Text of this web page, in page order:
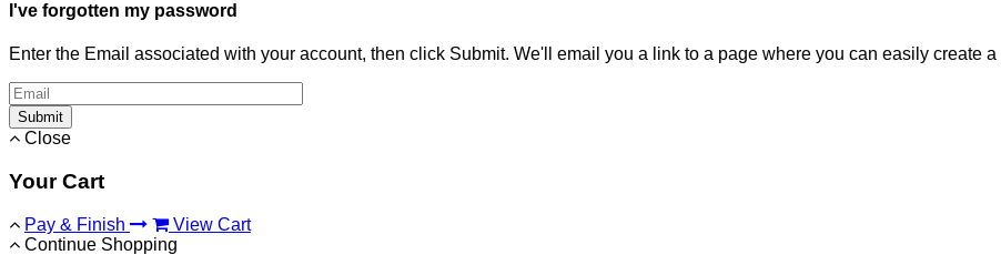
I've forgotten my password
Enter the Email associated with your account, then click Submit. We'll email you a link to a page where you can easily create
Submit
Close
Your Cart
Pay & Finish
View Cart
Continue Shopping